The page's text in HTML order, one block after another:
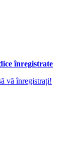
înregistrate
vă înregistrați!